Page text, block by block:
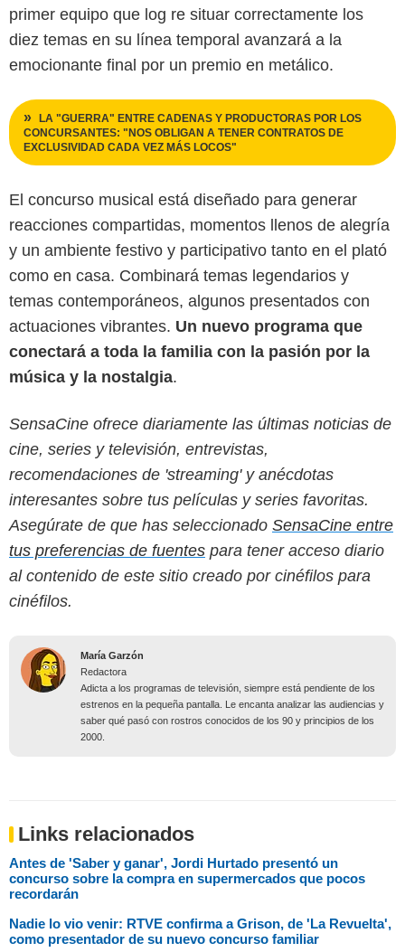
primer equipo que log re situar correctamente los
diez temas en su línea temporal avanzará a la
emocionante final por un premio en metálico.
LA "GUERRA" ENTRE CADENAS Y PRODUCTORAS POR LOS
CONCURSANTES: "NOS OBLIGAN A TENER CONTRATOS DE
EXCLUSIVIDAD CADA VEZ MÁS LOCOS"
El concurso musical está diseñado para generar
reacciones compartidas, momentos llenos de alegría
y un ambiente festivo y participativo tanto en el plató
como en casa. Combinará temas legendarios y
temas contemporáneos, algunos presentados con
actuaciones vibrantes. Un nuevo programa que
conectará a toda la familia con la pasión por la
música y la nostalgia.
SensaCine ofrece diariamente las últimas noticias de
cine, series y televisión, entrevistas,
recomendaciones de 'streaming' y anécdotas
interesantes sobre tus películas y series favoritas.
Asegúrate de que has seleccionado SensaCine entre
tus preferencias de fuentes para tener acceso diario
al contenido de este sitio creado por cinéfilos para
cinéfilos.
María Garzón
Redactora
Adicta a los programas de televisión, siempre está pendiente de los
estrenos en la pequeña pantalla. Le encanta analizar las audiencias y
saber qué pasó con rostros conocidos de los 90 y principios de los
2000.
Links relacionados
Antes de 'Saber y ganar', Jordi Hurtado presentó un
concurso sobre la compra en supermercados que pocos
recordarán
Nadie lo vio venir: RTVE confirma a Grison, de 'La Revuelta',
como presentador de su nuevo concurso familiar